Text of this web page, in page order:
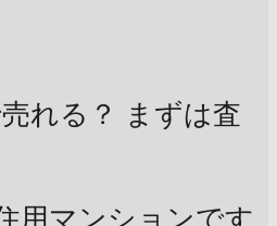
れる？
まずは査
用マンションです